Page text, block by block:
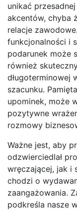
unikać
akcentów, chyba
relacje
funkcjonalności i
podarunek może
również
długoterminowej
szacunku.
upominek, może
pozytywne
rozmowy
Ważne jest, aby
odzwierciedlał
wręczającej, jak i
chodzi o
zaangażowania.
podkreśla nasze